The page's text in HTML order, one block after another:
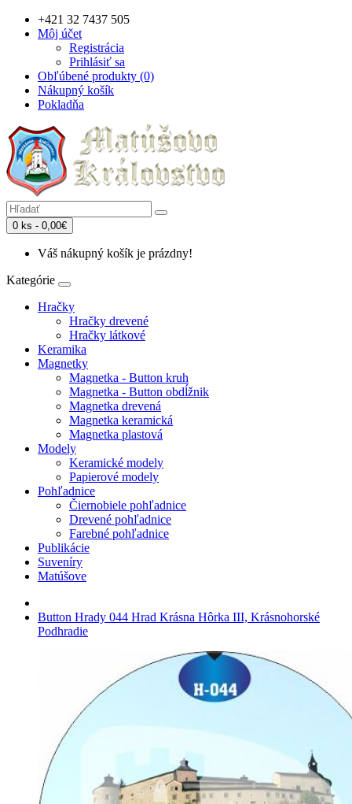
+421 32 7437 505
Môj účet
Registrácia
Prihlásiť sa
Obľúbené produkty (0)
Nákupný košík
Pokladňa
0 ks - 0,00€
Váš nákupný košík je prázdny!
Kategórie
Hračky
Hračky drevené
Hračky látkové
Keramika
Magnetky
Magnetka - Button kruh
Magnetka - Button obdĺžnik
Magnetka drevená
Magnetka keramická
Magnetka plastová
Modely
Keramické modely
Papierové modely
Pohľadnice
Čiernobiele pohľadnice
Drevené pohľadnice
Farebné pohľadnice
Publikácie
Suveníry
Matúšove
Button Hrady 044 Hrad Krásna Hôrka III, Krásnohorské
Podhradie